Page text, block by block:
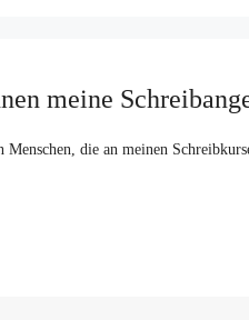
meine
die an meinen